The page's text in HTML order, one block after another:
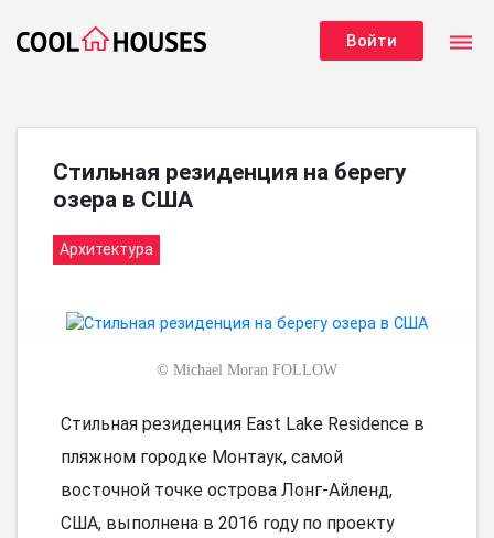
Войти dehaze
Стильная резиденция на берегу
озера в США
Архитектура
© Michael Moran FOLLOW
Стильная резиденция East Lake Residence в
пляжном городке Монтаук, самой
восточной точке острова Лонг-Айленд,
США, выполнена в 2016 году по проекту